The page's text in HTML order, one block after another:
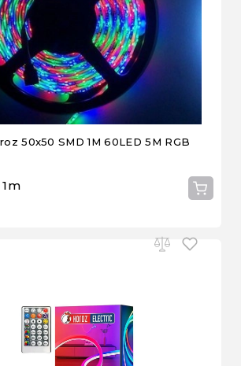
50x50 SMD 1M 60LED 5M RGB
1m